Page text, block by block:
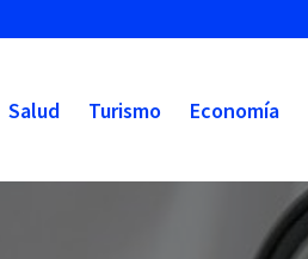
Salud Turismo Economía